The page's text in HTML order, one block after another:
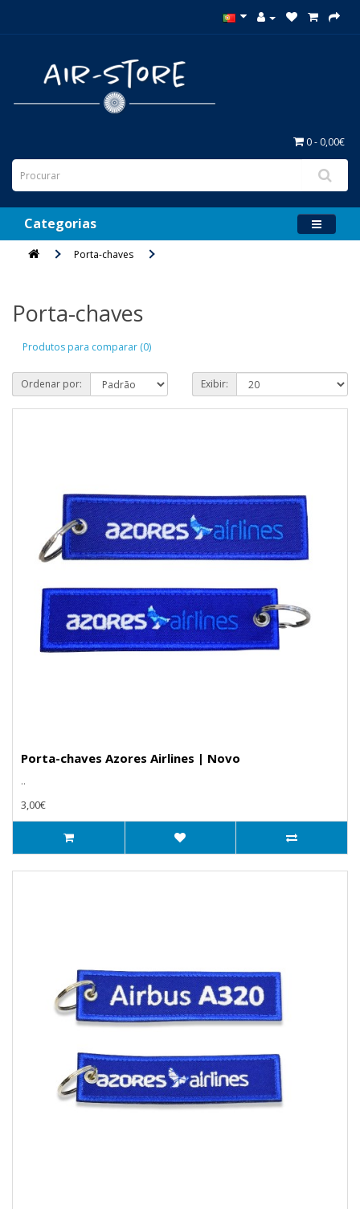
0 - 0,00€
Categorias
Porta-chaves
Porta-chaves
Produtos para comparar (0)
Ordenar por: Exibir:
Porta-chaves Azores Airlines | Novo
..
3,00€